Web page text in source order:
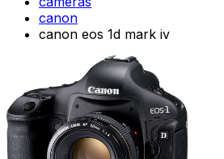
canon
canon eos 1d mark iv